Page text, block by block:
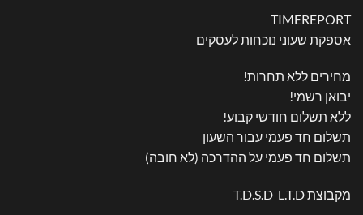
TIMEREPORT
אספקת שעוני נוכחות לעסקים
מחירים ללא תחרות!
יבואן רשמי!
ללא תשלום חודשי קבוע!
תשלום חד פעמי עבור השעון
תשלום חד פעמי על ההדרכה (לא חובה)
מקבוצת T.D.S.D L.T.D